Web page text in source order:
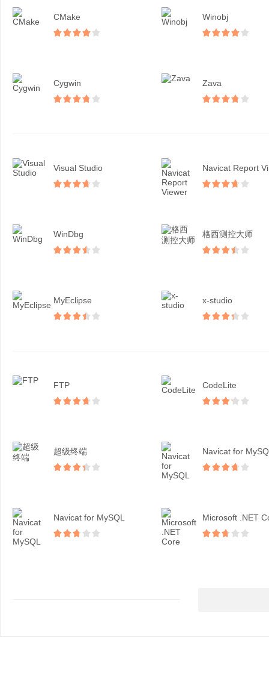
CMake Winobj
Cygwin Zava
Visual Studio
WinDbg 格西测控大师
MyEclipse x-studio
FTP CodeLite
超级终端 Navicat for
Navicat for MySQL Microsoft .NET